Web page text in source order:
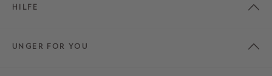
HILFE
UNGER FOR YOU